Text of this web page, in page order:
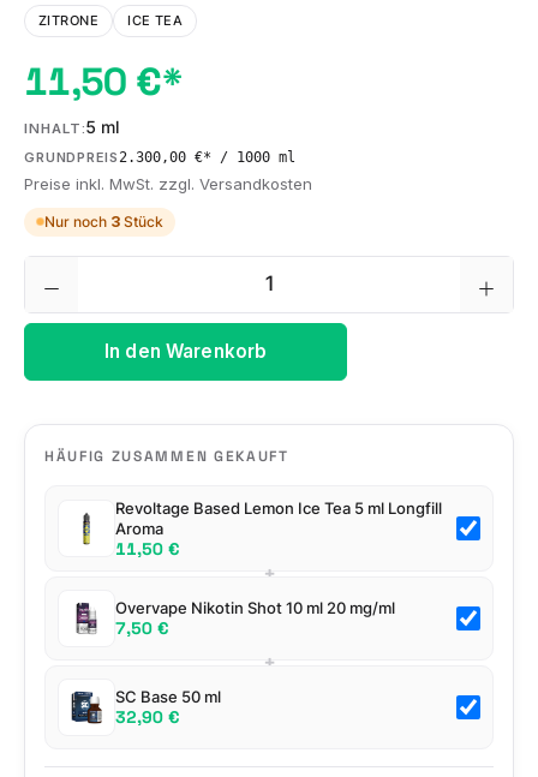
ZITRONE ICE TEA
11,50 €*
INHALT:5 ml
GRUNDPREIS 2.300,00 €* / 1000 ml
Preise inkl. MwSt. zzgl. Versandkosten
Nur noch 3 Stück
Produkt Anzahl: Gib den
In den Warenkorb
HÄUFIG ZUSAMMEN GEKAUFT
Revoltage Based Lemon Ice Tea 5 ml Longfill
Aroma
11,50 €
+
Overvape Nikotin Shot 10 ml 20 mg/ml
7,50 €
+
SC Base 50 ml
32,90 €